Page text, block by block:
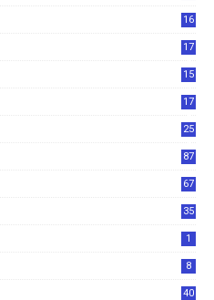
16
17
15
17
25
87
67
35
1
8
40